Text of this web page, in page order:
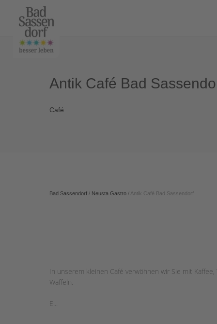
Antik Café Bad
Café
Bad Sassendorf / Neusta Gastro / Antik Café Bad Sassendorf
In unserem kleinen Café verwöhnen wir Sie mit
Waffeln.
E...